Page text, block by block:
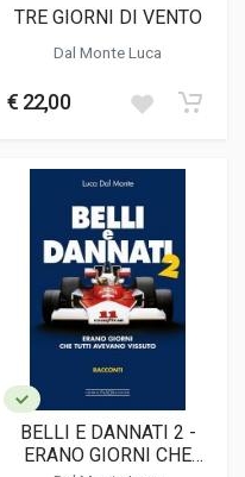
TRE GIORNI DI VENTO
Dal Monte Luca
€ 22,00
BELLI E DANNATI 2 -
ERANO GIORNI CHE